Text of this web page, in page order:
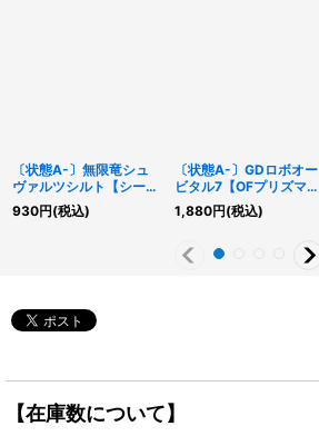
〔状態A-〕無限竜シュ
ヴァルツシルト【シーク
レット】{DP29-
JP003}《モンスター》
930円(税込)
〔状態A-〕GDロボオー
ビタル7【OFプリズマテ
ィックシークレット】
{LOCR-JP012}《モンス
1,880円(税込)
【在庫数について】